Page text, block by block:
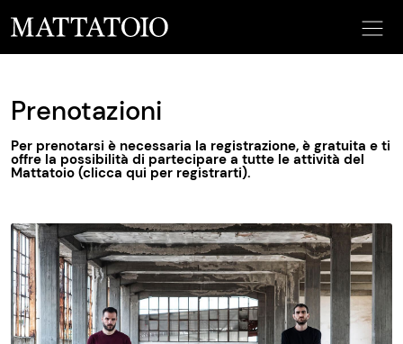
Prenotazioni
Per prenotarsi è necessaria la registrazione, è gratuita e ti
offre la possibilità di partecipare a tutte le attività del
Mattatoio (clicca qui per registrarti).